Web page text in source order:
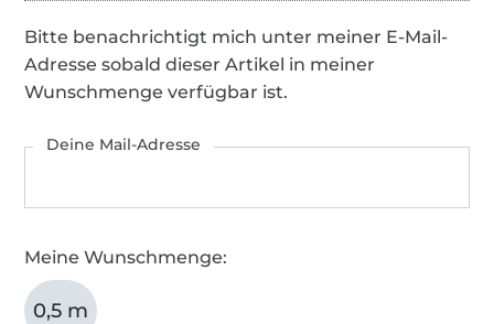
Bitte benachrichtigt mich unter meiner E-Mail-
Adresse sobald dieser Artikel in meiner
Wunschmenge verfügbar ist.
Deine Mail-Adresse
Meine Wunschmenge:
0,5 m